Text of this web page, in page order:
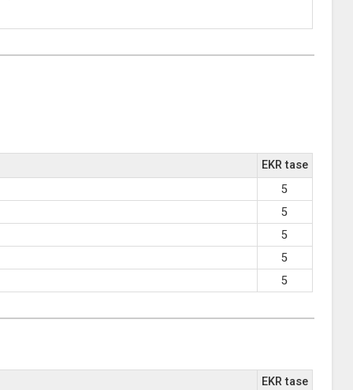
EKR tase
5
5
5
5
5
EKR tase